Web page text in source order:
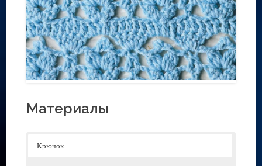
Материалы
Крючок